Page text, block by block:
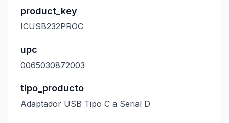
product_key
ICUSB232PROC
upc
0065030872003
tipo_producto
Adaptador USB Tipo C a Serial D